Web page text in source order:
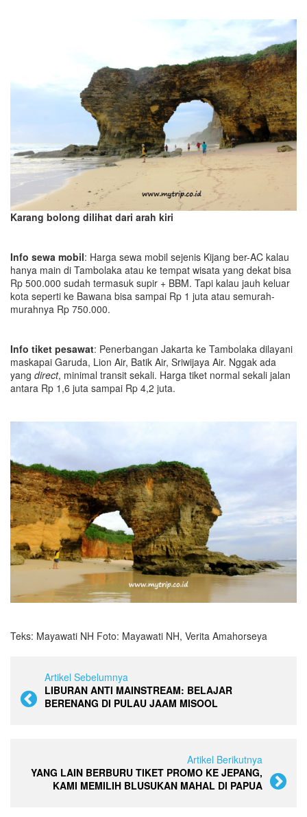
Karang bolong dilihat dari arah kiri
Info sewa mobil: Harga sewa mobil sejenis Kijang ber-AC kalau
hanya main di Tambolaka atau ke tempat wisata yang dekat bisa
Rp 500.000 sudah termasuk supir + BBM. Tapi kalau jauh keluar
kota seperti ke Bawana bisa sampai Rp 1 juta atau semurah-
murahnya Rp 750.000.
Info tiket pesawat: Penerbangan Jakarta ke Tambolaka dilayani
maskapai Garuda, Lion Air, Batik Air, Sriwijaya Air. Nggak ada
yang direct, minimal transit sekali. Harga tiket normal sekali jalan
antara Rp 1,6 juta sampai Rp 4,2 juta.
Teks: Mayawati NH Foto: Mayawati NH, Verita Amahorseya
Artikel Sebelumnya
LIBURAN ANTI MAINSTREAM: BELAJAR
BERENANG DI PULAU JAAM MISOOL
Artikel Berikutnya
YANG LAIN BERBURU TIKET PROMO KE JEPANG,
KAMI MEMILIH BLUSUKAN MAHAL DI PAPUA